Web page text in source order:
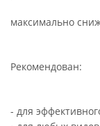
максимально
Рекомендован:
- для